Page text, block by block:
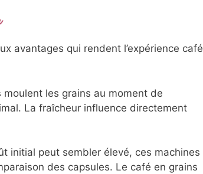
avantages qui rendent l’expérience café
moulent les grains au moment de
La fraîcheur influence directement
initial peut sembler élevé, ces machines
des capsules. Le café en grains